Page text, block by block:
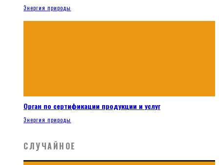
Энергия природы
Орган по сертификации продукции и услуг
Энергия природы
СЛУЧАЙНОЕ